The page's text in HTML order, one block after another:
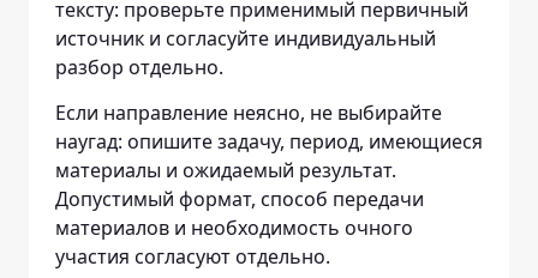
тексту: проверьте применимый первичный
источник и согласуйте индивидуальный
разбор отдельно.
Если направление неясно, не выбирайте
наугад: опишите задачу, период, имеющиеся
материалы и ожидаемый результат.
Допустимый формат, способ передачи
материалов и необходимость очного
участия согласуют отдельно.